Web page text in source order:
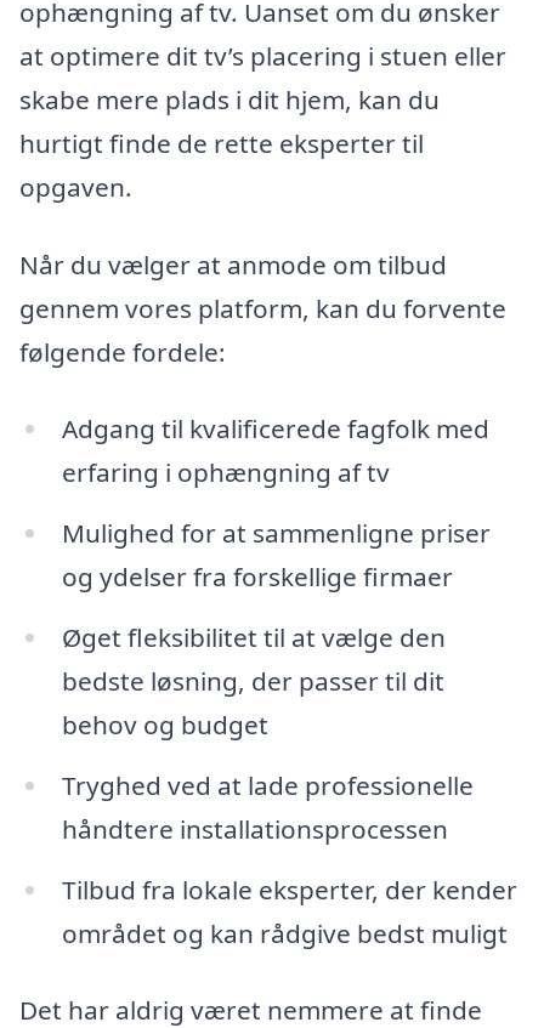
ophængning af tv. Uanset om du ønsker
at optimere dit tv’s placering i stuen eller
skabe mere plads i dit hjem, kan du
hurtigt finde de rette eksperter til
opgaven.
Når du vælger at anmode om tilbud
gennem vores platform, kan du forvente
følgende fordele:
Adgang til kvalificerede fagfolk med
erfaring i ophængning af tv
Mulighed for at sammenligne priser
og ydelser fra forskellige firmaer
Øget fleksibilitet til at vælge den
bedste løsning, der passer til dit
behov og budget
Tryghed ved at lade professionelle
håndtere installationsprocessen
Tilbud fra lokale eksperter, der kender
området og kan rådgive bedst muligt
Det har aldrig været nemmere at finde